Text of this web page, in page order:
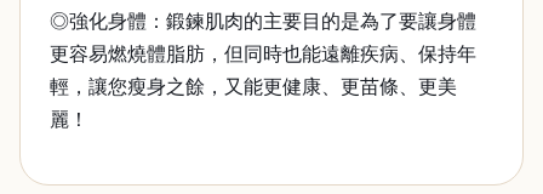
◎強化身體：鍛鍊肌肉的主要目的是為了要讓身體
更容易燃燒體脂肪，但同時也能遠離疾病、保持年
輕，讓您瘦身之餘，又能更健康、更苗條、更美
麗！